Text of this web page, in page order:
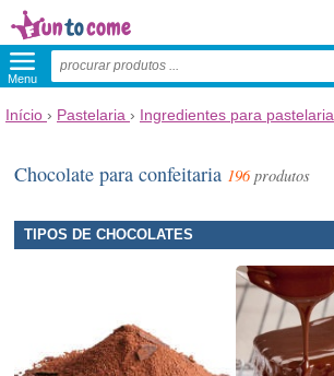
Menu
Início › Pastelaria › Ingredientes para pastelaria
Chocolate para confeitaria 196produtos
TIPOS DE CHOCOLATES